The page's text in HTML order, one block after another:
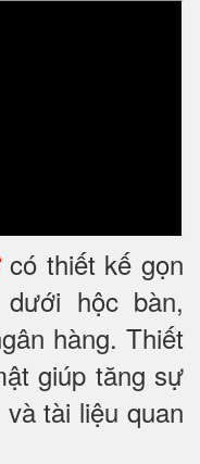
có thiết kế gọn
hộc bàn,
hàng. Thiết
giúp tăng sự
tài liệu quan